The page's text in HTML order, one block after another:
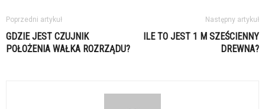
Poprzedni artykuł
GDZIE JEST CZUJNIK
POŁOŻENIA WAŁKA ROZRZĄDU?
Następny artykuł
ILE TO JEST 1 M SZEŚCIENNY
DREWNA?